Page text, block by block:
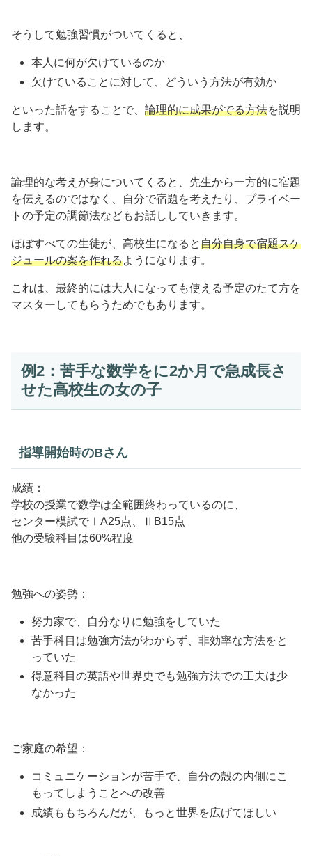
そうして勉強習慣がついてくると、
本人に何が欠けているのか
欠けていることに対して、どういう方法が有効か
といった話をすることで、 論理的に成果がでる方法を説明
します。
論理的な考えが身についてくると、先生から一方的に宿題
を伝えるのではなく、自分で宿題を考えたり、プライベー
トの予定の調節法などもお話ししていきます。
ほぼすべての生徒が、高校生になると自分自身で宿題スケ
ジュールの案を作れるようになります。
これは、最終的には大人になっても使える予定のたて方を
マスターしてもらうためでもあります。
例2：苦手な数学をに2か月で急成長さ
せた高校生の女の子
指導開始時のBさん
成績：
学校の授業で数学は全範囲終わっているのに、
センター模試でⅠA25点、ⅡB15点
他の受験科目は60%程度
勉強への姿勢：
努力家で、自分なりに勉強をしていた
苦手科目は勉強方法がわからず、非効率な方法をと
っていた
得意科目の英語や世界史でも勉強方法での工夫は少
なかった
ご家庭の希望：
コミュニケーションが苦手で、自分の殻の内側にこ
もってしまうことへの改善
成績ももちろんだが、もっと世界を広げてほしい